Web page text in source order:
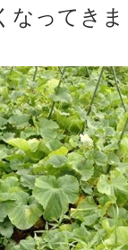
なってきま